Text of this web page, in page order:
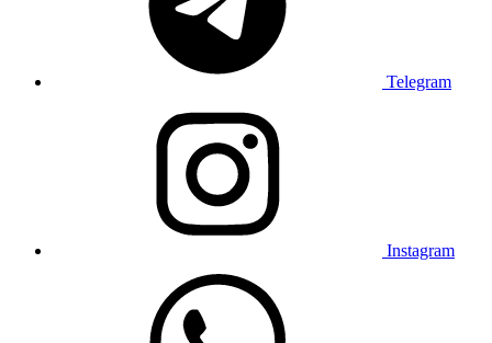
Telegram
Instagram